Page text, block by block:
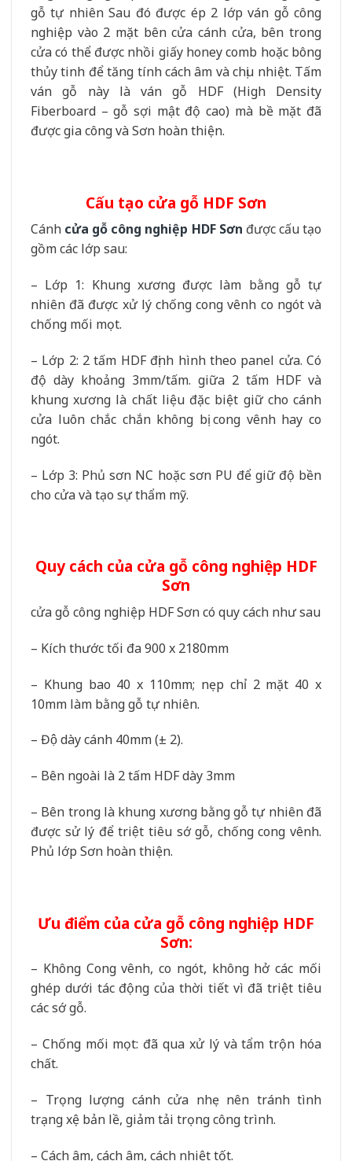
gỗ tự nhiên Sau đó được ép 2 lớp ván gỗ công
nghiệp vào 2 mặt bên cửa cánh cửa, bên trong
cửa có thể được nhồi giấy honey comb hoặc bông
thủy tinh để tăng tính cách âm và chịu nhiệt. Tấm
ván gỗ này là ván gỗ HDF (High Density
Fiberboard – gỗ sợi mật độ cao) mà bề mặt đã
được gia công và Sơn hoàn thiện.
Cấu tạo cửa gỗ HDF Sơn
Cánh cửa gỗ công nghiệp HDF Sơn được cấu tạo
gồm các lớp sau:
– Lớp 1: Khung xương được làm bằng gỗ tự
nhiên đã được xử lý chống cong vênh co ngót và
chống mối mọt.
– Lớp 2: 2 tấm HDF định hình theo panel cửa. Có
độ dày khoảng 3mm/tấm. giữa 2 tấm HDF và
khung xương là chất liệu đặc biệt giữ cho cánh
cửa luôn chắc chắn không bị cong vênh hay co
ngót.
– Lớp 3: Phủ sơn NC hoặc sơn PU để giữ độ bền
cho cửa và tạo sự thẩm mỹ.
Quy cách của cửa gỗ công nghiệp HDF
Sơn
cửa gỗ công nghiệp HDF Sơn có quy cách như sau
– Kích thước tối đa 900 x 2180mm
– Khung bao 40 x 110mm; nẹp chỉ 2 mặt 40 x
10mm làm bằng gỗ tự nhiên.
– Độ dày cánh 40mm (± 2).
– Bên ngoài là 2 tấm HDF dày 3mm
– Bên trong là khung xương bằng gỗ tự nhiên đã
được sử lý để triệt tiêu sớ gỗ, chống cong vênh.
Phủ lớp Sơn hoàn thiện.
Ưu điểm của cửa gỗ công nghiệp HDF
Sơn:
– Không Cong vênh, co ngót, không hở các mối
ghép dưới tác động của thời tiết vì đã triệt tiêu
các sớ gỗ.
– Chống mối mọt: đã qua xử lý và tẩm trộn hóa
chất.
– Trọng lượng cánh cửa nhẹ nên tránh tình
trạng xệ bản lề, giảm tải trọng công trình.
– Cách âm, cách âm, cách nhiệt tốt.